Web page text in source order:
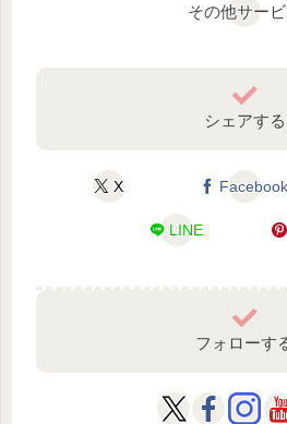
その他サー
シェアする
X Facebook
LINE
フォローす